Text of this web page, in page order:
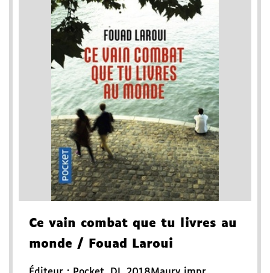
Ce vain combat que tu livres au
monde / Fouad Laroui